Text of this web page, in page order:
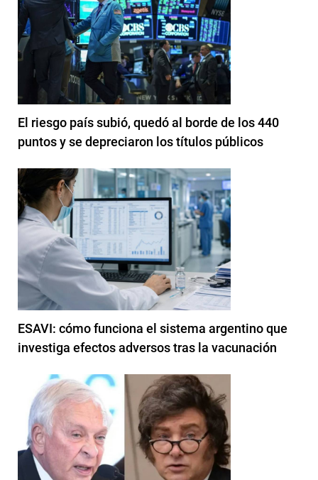
El riesgo país subió, quedó al borde de los 440
puntos y se depreciaron los títulos públicos
ESAVI: cómo funciona el sistema argentino que
investiga efectos adversos tras la vacunación